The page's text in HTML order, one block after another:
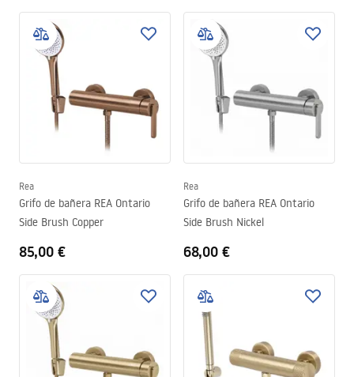
Rea
Grifo de bañera REA Ontario
Side Brush Copper
85,00 €
Rea
Grifo de bañera REA Ontario
Side Brush Nickel
68,00 €